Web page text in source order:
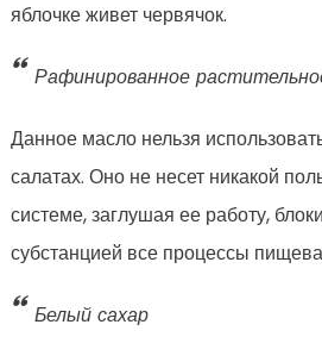
яблочке живет червячок.
Рафинированное
Данное масло нельзя
салатах. Оно не несет никакой
системе, заглушая ее работу,
субстанцией все процессы
Белый сахар